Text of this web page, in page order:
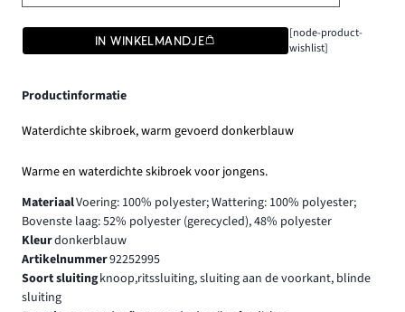
IN WINKELMANDJE
[node-product-
wishlist]
Productinformatie
Waterdichte skibroek, warm gevoerd donkerblauw
Warme en waterdichte skibroek voor jongens.
MateriaalVoering: 100% polyester; Wattering: 100% polyester;
Bovenste laag: 52% polyester (gerecycled), 48% polyester
Kleurdonkerblauw
Artikelnummer92252995
Soort sluitingknoop,ritssluiting, sluiting aan de voorkant, blinde
sluiting